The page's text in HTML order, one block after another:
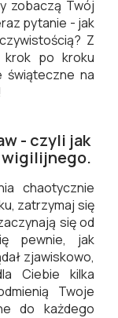
zobaczą Twój
pytanie - jak
Z
krok po kroku
świąteczne na
- czyli jak
wigilijnego.
chaotycznie
zatrzymaj się
się od
pewnie, jak
zjawiskowo,
Ciebie kilka
Twoje
do każdego